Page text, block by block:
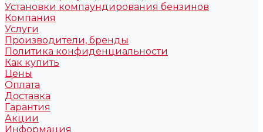
Установки компаундирования бензинов
Компания
Услуги
Производители, бренды
Политика конфиденциальности
Как купить
Цены
Оплата
Доставка
Гарантия
Акции
Информация